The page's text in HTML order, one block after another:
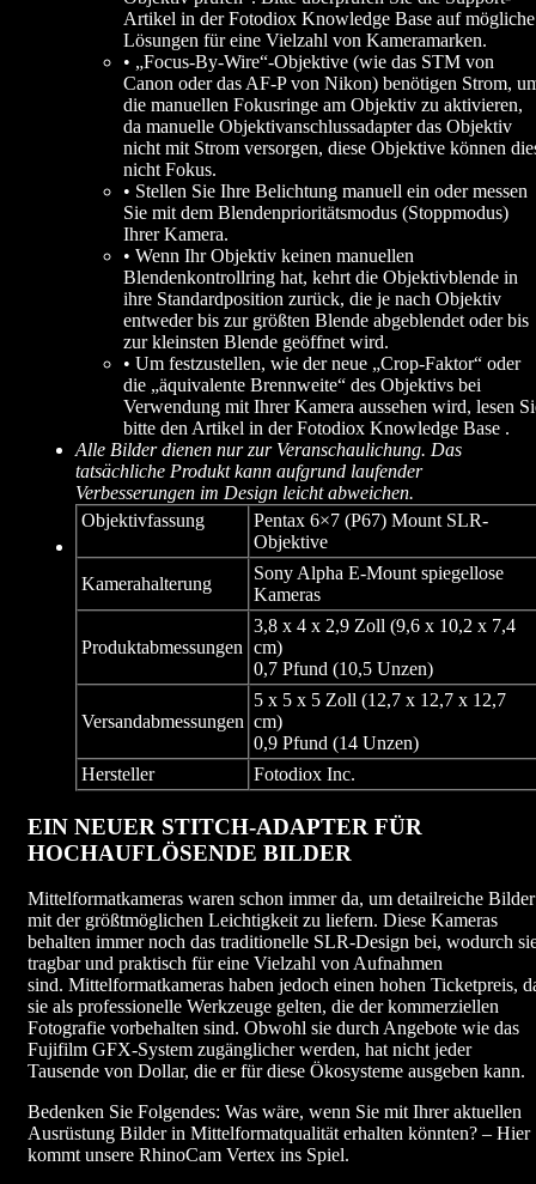
Artikel in der Fotodiox Knowledge Base auf mögliche
Lösungen für eine Vielzahl von Kameramarken.
• „Focus-By-Wire“-Objektive (wie das STM von
Canon oder das AF-P von Nikon) benötigen Strom,
die manuellen Fokusringe am Objektiv zu aktivieren,
da manuelle Objektivanschlussadapter das Objektiv
nicht mit Strom versorgen, diese Objektive können
nicht Fokus.
• Stellen Sie Ihre Belichtung manuell ein oder messen
Sie mit dem Blendenprioritätsmodus (Stoppmodus)
Ihrer Kamera.
• Wenn Ihr Objektiv keinen manuellen
Blendenkontrollring hat, kehrt die Objektivblende in
ihre Standardposition zurück, die je nach Objektiv
entweder bis zur größten Blende abgeblendet oder bis
zur kleinsten Blende geöffnet wird.
• Um festzustellen, wie der neue „Crop-Faktor“ oder
die „äquivalente Brennweite“ des Objektivs bei
Verwendung mit Ihrer Kamera aussehen wird, lesen
bitte den Artikel in der Fotodiox Knowledge Base .
Alle Bilder dienen nur zur Veranschaulichung. Das
tatsächliche Produkt kann aufgrund laufender
Verbesserungen im Design leicht abweichen.
Objektivfassung
Pentax 6×7 (P67) Mount SLR-
Objektive
Kamerahalterung
Sony Alpha E-Mount spiegellose
Kameras
Produktabmessungen
3,8 x 4 x 2,9 Zoll (9,6 x 10,2 x 7,4
cm)
0,7 Pfund (10,5 Unzen)
Versandabmessungen
5 x 5 x 5 Zoll (12,7 x 12,7 x 12,7
cm)
0,9 Pfund (14 Unzen)
Hersteller
Fotodiox Inc.
EIN NEUER STITCH-ADAPTER FÜR
HOCHAUFLÖSENDE BILDER
Mittelformatkameras waren schon immer da, um detailreiche Bilder
mit der größtmöglichen Leichtigkeit zu liefern. Diese Kameras
behalten immer noch das traditionelle SLR-Design bei, wodurch
tragbar und praktisch für eine Vielzahl von Aufnahmen
sind. Mittelformatkameras haben jedoch einen hohen Ticketpreis,
sie als professionelle Werkzeuge gelten, die der kommerziellen
Fotografie vorbehalten sind. Obwohl sie durch Angebote wie das
Fujifilm GFX-System zugänglicher werden, hat nicht jeder
Tausende von Dollar, die er für diese Ökosysteme ausgeben kann.
Bedenken Sie Folgendes: Was wäre, wenn Sie mit Ihrer aktuellen
Ausrüstung Bilder in Mittelformatqualität erhalten könnten? – Hier
kommt unsere RhinoCam Vertex ins Spiel.